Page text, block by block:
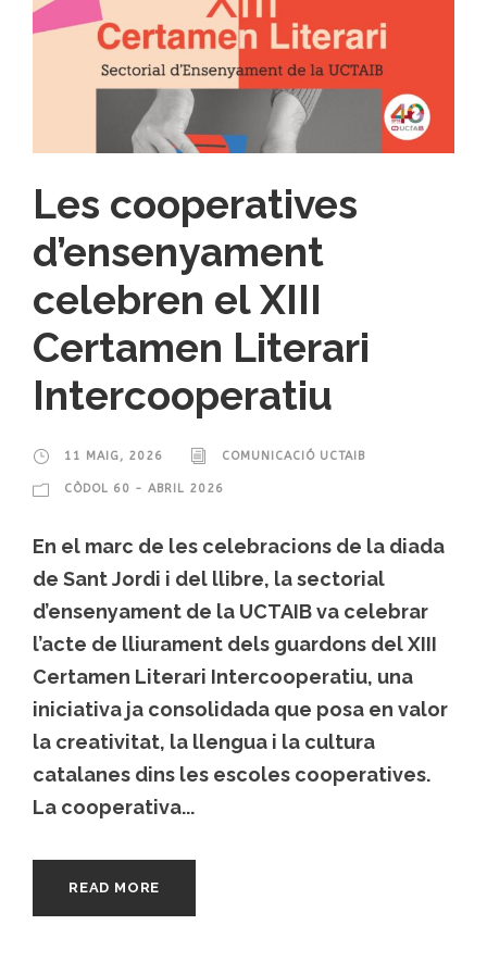
Les cooperatives
d’ensenyament
celebren el XIII
Certamen Literari
Intercooperatiu
11 MAIG, 2026 COMUNICACIÓ UCTAIB
CÒDOL 60 - ABRIL 2026
En el marc de les celebracions de la diada
de Sant Jordi i del llibre, la sectorial
d’ensenyament de la UCTAIB va celebrar
l’acte de lliurament dels guardons del XIII
Certamen Literari Intercooperatiu, una
iniciativa ja consolidada que posa en valor
la creativitat, la llengua i la cultura
catalanes dins les escoles cooperatives.
La cooperativa...
READ MORE